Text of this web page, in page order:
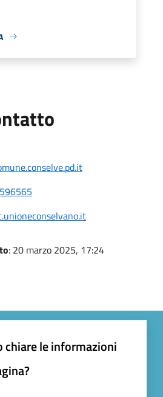
: 20 marzo 2025, 17:24
chiare le informazioni